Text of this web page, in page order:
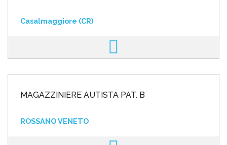
Casalmaggiore (CR)
MAGAZZINIERE AUTISTA PAT. B
ROSSANO VENETO